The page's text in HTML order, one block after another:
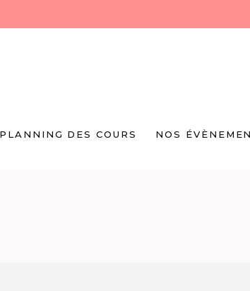
PLANNING DES COURS NOS